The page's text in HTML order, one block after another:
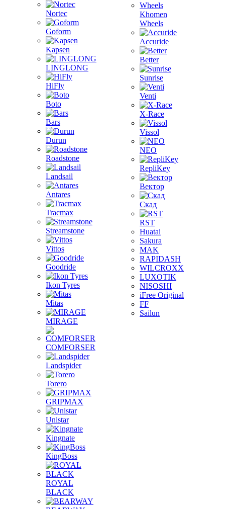
Nortec
Goform
Kapsen
LINGLONG
HiFly
Boto
Bars
Durun
Roadstone
Landsail
Antares
Tracmax
Streamstone
Vittos
Goodride
Ikon Tyres
Mitas
MIRAGE
COMFORSER
Landspider
Torero
GRIPMAX
Unistar
Kingnate
KingBoss
ROYAL
BLACK
Khomen
Wheels
Accuride
Better
Sunrise
Venti
X-Race
Vissol
NEO
RepliKey
Вектор
Скад
RST
Huatai
Sakura
MAK
RAPIDASH
WILCROXX
LUXOTIK
NISOSHI
iFree Original
FF
Sailun